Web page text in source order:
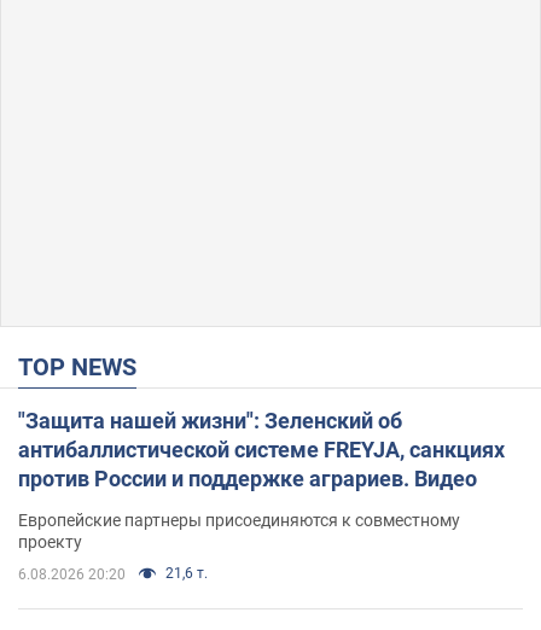
TOP NEWS
"Защита нашей жизни": Зеленский об
антибаллистической системе FREYJA, санкциях
против России и поддержке аграриев. Видео
Европейские партнеры присоединяются к совместному
проекту
6.08.2026 20:20 21,6 т.